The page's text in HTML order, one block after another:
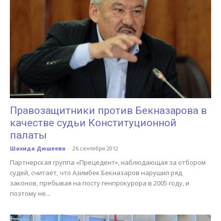
Правозащитники против Бекназарова в
качестве судьи Конституционной
палаты
Шахида Дюшеева - 26 сентября 2012
Партнерская группа «Прецедент», наблюдающая за отбором
судей, считает, что Азимбек Бекназаров нарушил ряд
законов, пребывая на посту генпрокурора в 2005 году, и
поэтому не...